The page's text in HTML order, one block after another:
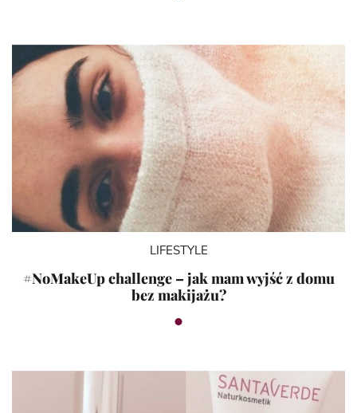
LIFESTYLE
#NoMakeUp challenge – jak mam wyjść z domu
bez makijażu?